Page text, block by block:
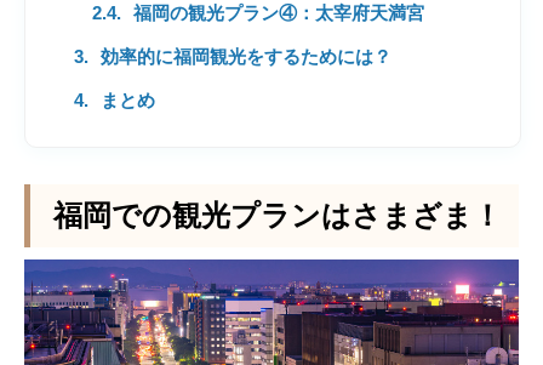
福岡の観光プラン④：太宰府天満宮
効率的に福岡観光をするためには？
まとめ
福岡での観光プランはさまざま！